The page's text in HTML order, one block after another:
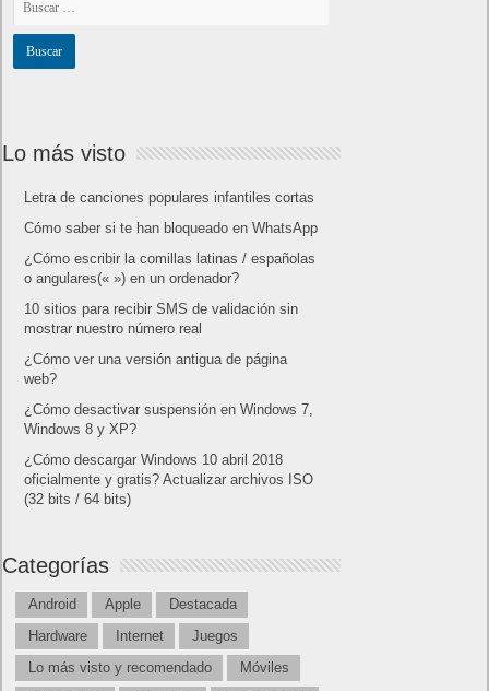
Lo más visto
Letra de canciones populares infantiles cortas
Cómo saber si te han bloqueado en WhatsApp
¿Cómo escribir la comillas latinas / españolas
o angulares(« ») en un ordenador?
10 sitios para recibir SMS de validación sin
mostrar nuestro número real
¿Cómo ver una versión antigua de página
web?
¿Cómo desactivar suspensión en Windows 7,
Windows 8 y XP?
¿Cómo descargar Windows 10 abril 2018
oficialmente y gratis? Actualizar archivos ISO
(32 bits / 64 bits)
Categorías
Android Apple
Destacada
Hardware
Internet
Juegos
Lo más visto y recomendado
Móviles